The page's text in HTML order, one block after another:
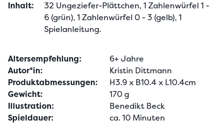
Inhalt:
32 Ungeziefer-Plättchen, 1 Zahlenwürfel 1 -
6 (grün), 1 Zahlenwürfel 0 - 3 (gelb), 1
Spielanleitung.
Altersempfehlung:
6+ Jahre
Autor*in:
Kristin Dittmann
Produktabmessungen:
H3.9 x B10.4 x L10.4cm
Gewicht:
170 g
Illustration:
Benedikt Beck
Spieldauer:
ca. 10 Minuten